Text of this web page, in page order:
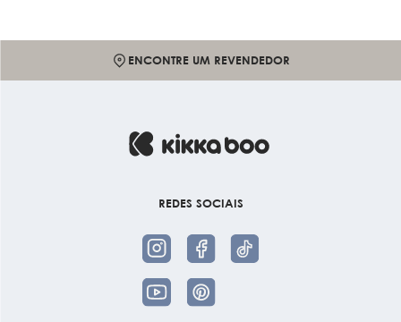
ENCONTRE UM REVENDEDOR
REDES SOCIAIS